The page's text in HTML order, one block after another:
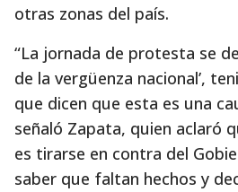
otras zonas del país.
“La jornada de protesta se
de la vergüenza nacional’,
que dicen que esta es una
señaló Zapata, quien aclaró
es tirarse en contra del
saber que faltan hechos y